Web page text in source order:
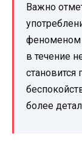
Важно
феноменом
в течение
более